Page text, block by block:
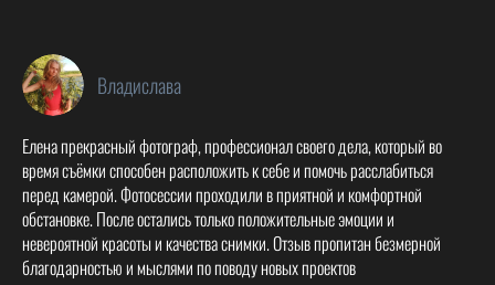
Владислава
Елена прекрасный фотограф, профессионал своего дела, который во
время съёмки способен расположить к себе и помочь расслабиться
перед камерой. Фотосессии проходили в приятной и комфортной
обстановке. После остались только положительные эмоции и
невероятной красоты и качества снимки. Отзыв пропитан безмерной
благодарностью и мыслями по поводу новых проектов